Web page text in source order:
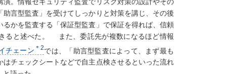
言型監査」を受けてしっかりと対策を講じ、その後
かを監査する「保証型監査」で保証を得れば、信頼
ると述べた。 また、委託先が複数になるほど情報
チェーン ＊2では、「助言型監査によって、まず最も
チェックシートなどで自主点検させるといった流れ